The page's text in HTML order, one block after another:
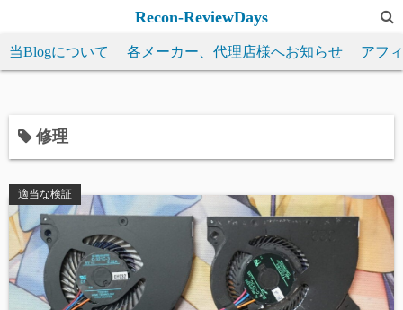
テ
ッ
プ
Recon-ReviewDays
当Blogについて 各メーカー、代理店様へお知らせ アフ
修理
適当な検証